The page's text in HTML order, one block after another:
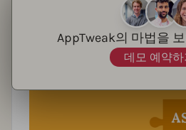
AppTweak의 마법을
데모 예약하